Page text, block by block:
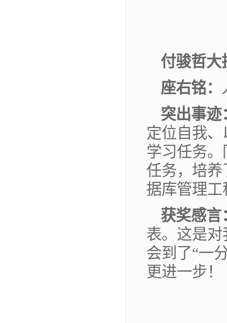
付骏哲大
座右铭：
突出事迹
定位自我
学习任务
任务，培
据库管理
获奖感言
表。这是
会到了“一
更进一步！